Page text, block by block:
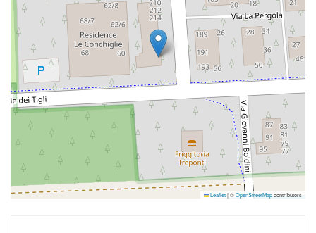
Leaflet|©OpenStreetMapcontributors